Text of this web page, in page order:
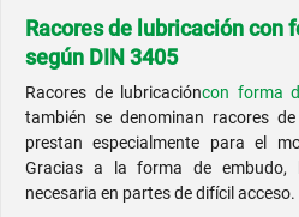
Racores de lubricación con
según DIN 3405
Racores de lubricacióncon forma
también se denominan racores
prestan especialmente para el
Gracias a la forma de embudo,
necesaria en partes de difícil